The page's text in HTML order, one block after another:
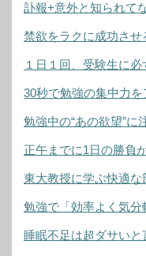
訃報+意外と知られて
禁欲をラクに成功させ
１日１回、受験生に
30秒で勉強の集中力
勉強中の“あの欲望”に
正午までに1日の勝負
東大教授に学ぶ快適
勉強で「効率よく気
睡眠不足は超ダサいと